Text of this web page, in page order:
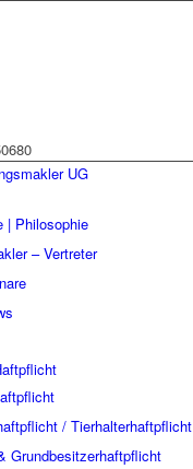
| Philosophie
– Vertreter
/ Tierhalterhaftpflicht
Grundbesitzerhaftpflicht